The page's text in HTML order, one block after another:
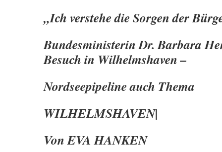
„Ich verstehe die Sorgen der
Bundesministerin Dr. Barbara
Besuch in Wilhelmshaven –
Nordseepipeline auch Thema
WILHELMSHAVEN|
Von EVA HANKEN